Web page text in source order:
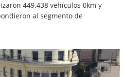
449.438 vehículos 0km y
al segmento de